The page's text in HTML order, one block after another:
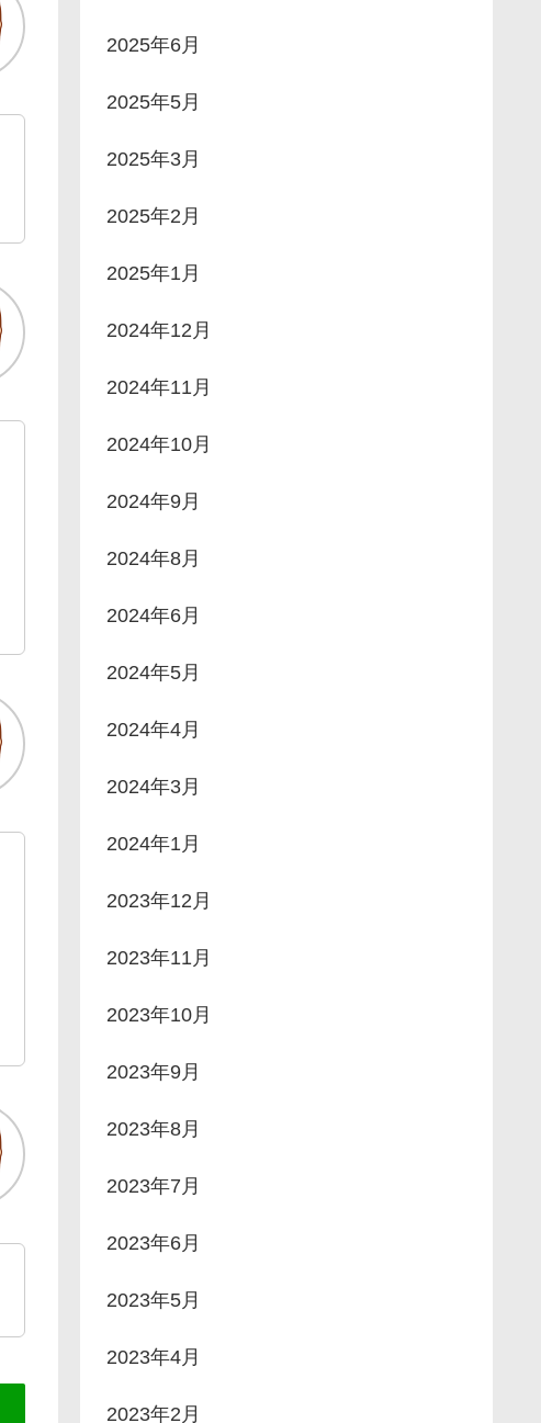
2025年6月
2025年5月
2025年3月
2025年2月
2025年1月
2024年12月
2024年11月
2024年10月
2024年9月
2024年8月
2024年6月
2024年5月
2024年4月
2024年3月
2024年1月
2023年12月
2023年11月
2023年10月
2023年9月
2023年8月
2023年7月
2023年6月
2023年5月
2023年4月
2023年2月